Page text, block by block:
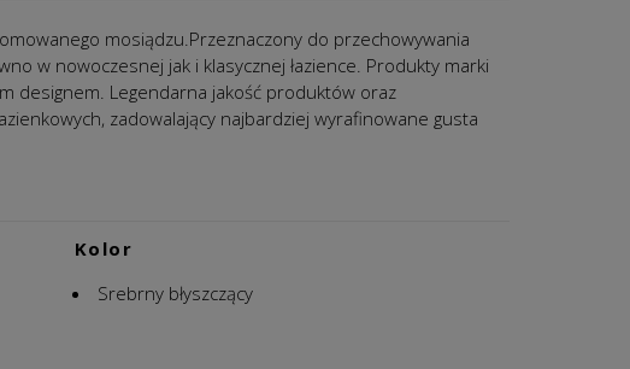
mosiądzu.Przeznaczony do przechowywania
w nowoczesnej jak i klasycznej łazience. Produkty marki
designem. Legendarna jakość produktów oraz
zadowalający najbardziej wyrafinowane gusta
Kolor
Srebrny błyszczący